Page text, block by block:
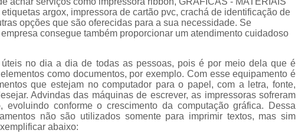
Cordão para Crachá com
Cordão
Cordão
Cordão
Fita para Crachá Personalizada
Crachá de
argox, impressora de cartão pvc, crachá de identificação de
opções que são oferecidas para a sua necessidade. Se
consegue também proporcionar um atendimento cuidadoso
no dia a dia de todas as pessoas, pois é por meio dela que é
como documentos, por exemplo. Com esse equipamento é
que estejam no computador para o papel, com a letra, fonte,
Advindas das máquinas de escrever, as impressoras sofreram
evoluindo conforme o crescimento da computação gráfica. Dessa
não são utilizados somente para imprimir textos, mas sim
abaixo: